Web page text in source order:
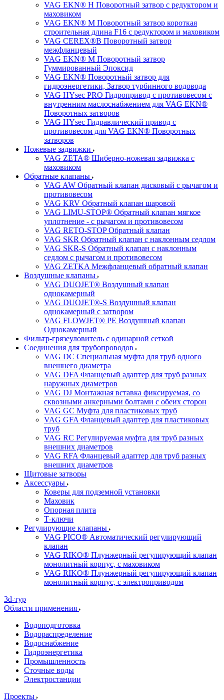
VAG EKN® H Поворотный затвор с редуктором и
маховиком
VAG EKN® M Поворотный затвор короткая
строительная длина F16 с редуктором и маховиком
VAG CEREX®B Поворотный затвор
межфланцевый
VAG EKN® M Поворотный затвор
Гуммированный Эпоксид
VAG EKN® Поворотный затвор для
гидроэнергетики, Затвор турбинного водовода
VAG HYsec PRO Гидропривод с противовесом с
внутренним маслоснабжением для VAG EKN®
Поворотных затворов
VAG HYsec Гидравлический привод с
противовесом для VAG EKN® Поворотных
затворов
Ножевые задвижки
VAG ZETA® Шиберно-ножевая задвижка с
маховиком
Обратные клапаны
VAG AW Обратный клапан дисковый с рычагом и
противовесом
VAG KRV Обратный клапан шаровой
VAG LIMU-STOP® Обратный клапан мягкое
уплотнение - с рычагом и противовесом
VAG RETO-STOP Обратный клапан
VAG SKR Обратный клапан с наклонным седлом
VAG SKR-S Обратный клапан с наклонным
седлом с рычагом и противовесом
VAG ZETKA Межфланцевый обратный клапан
Воздушные клапаны
VAG DUOJET® Воздушный клапан
однокамерный
VAG DUOJET®-S Воздушный клапан
однокамерный с затвором
VAG FLOWJET® PE Воздушный клапан
Однокамерный
Фильтр-грязеуловитель с одинарной сеткой
Соединения для трубопроводов
VAG DC Специальная муфта для труб одного
внешнего диаметра
VAG DFA Фланцевый адаптер для труб разных
наружных диаметров
VAG DJ Монтажная вставка фиксируемая, со
сквозными анкерными болтами с обеих сторон
VAG GC Муфта для пластиковых труб
VAG GFA Фланцевый адаптер для пластиковых
труб
VAG RC Регулируемая муфта для труб разных
внешних диаметров
VAG RFA Фланцевый адаптер для труб разных
внешних диаметров
Щитовые затворы
Аксессуары
Коверы для подземной установки
Маховик
Опорная плита
Т-ключи
Регулирующие клапаны
VAG PICO® Автоматический регулирующий
клапан
VAG RIKO® Плунжерный регулирующий клапан
монолитный корпус, с маховиком
VAG RIKO® Плунжерный регулирующий клапан
монолитный корпус, с электроприводом
3d-тур
Области применения
Водоподготовка
Водораспределение
Водоснабжение
Гидроэнергетика
Промышленность
Сточные воды
Электростанции
Проекты